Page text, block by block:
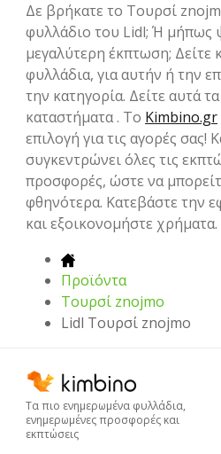
Δε βρήκατε το Τουρσί
φυλλάδιο του Lidl; Ή μήπως
μεγαλύτερη έκπτωση; Δείτε
φυλλάδια, για αυτήν ή την
την κατηγορία. Δείτε αυτά
καταστήματα . Το Kimbino.gr
επιλογή για τις αγορές σας!
συγκεντρώνει όλες τις
προσφορές, ώστε να
φθηνότερα. Κατεβάστε την
και εξοικονομήστε χρήματα.
Προϊόντα
Τουρσί znojmo
Lidl Τουρσί znojmo
Τα πιο ενημερωμένα φυλλάδια,
ενημερωμένες προσφορές και
εκπτώσεις